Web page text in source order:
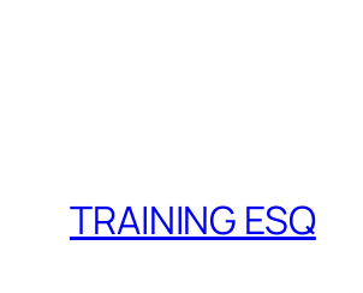
TRAINING ESQ